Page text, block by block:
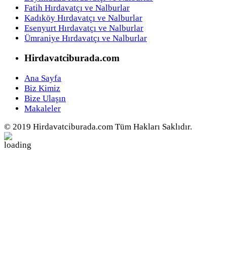
Fatih Hırdavatçı ve Nalburlar
Kadıköy Hırdavatçı ve Nalburlar
Esenyurt Hırdavatçı ve Nalburlar
Ümraniye Hırdavatçı ve Nalburlar
Hirdavatciburada.com
Ana Sayfa
Biz Kimiz
Bize Ulaşın
Makaleler
© 2019 Hirdavatciburada.com Tüm Hakları Saklıdır.